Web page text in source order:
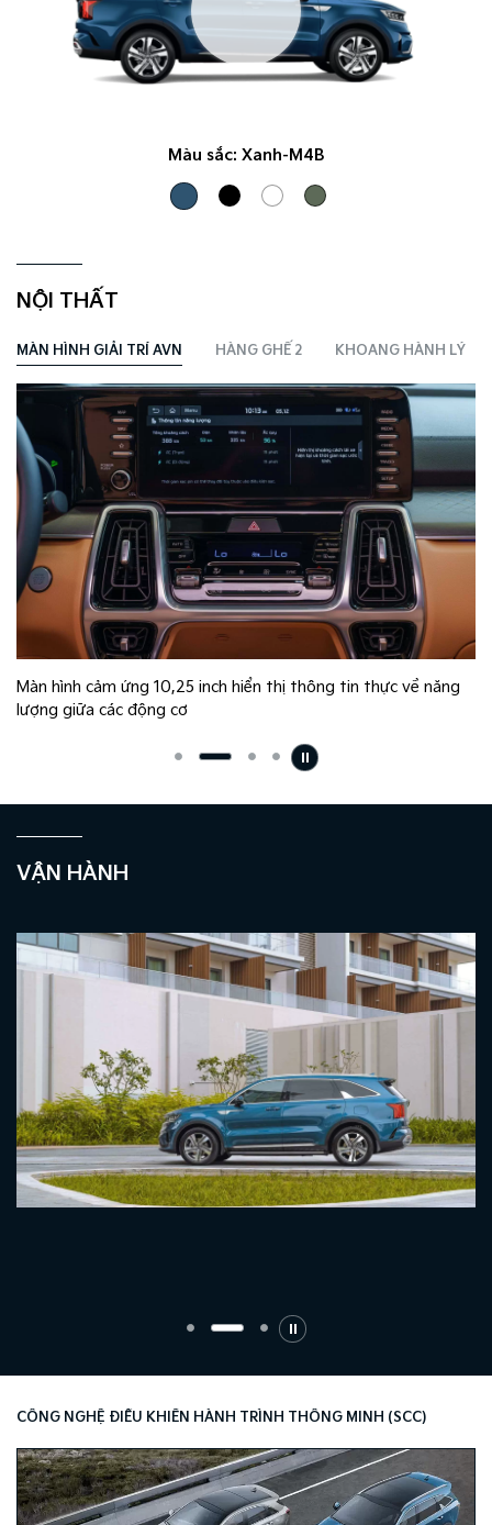
Màu sắc: Xanh-M4B
NỘI THẤT
MÀN HÌNH GIẢI TRÍ AVN HÀNG GHẾ 2 KHOANG HÀNH LÝ
Màn hình cảm ứng 10,25 inch hiển thị thông tin thực về năng
lượng giữa các động cơ
VẬN HÀNH
CÔNG NGHỆ ĐIỀU KHIỂN HÀNH TRÌNH THÔNG MINH (SCC)